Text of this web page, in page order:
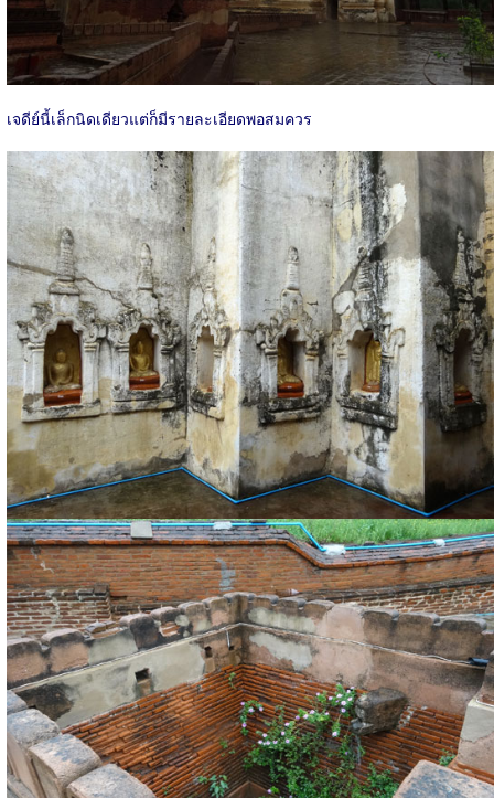
เจดีย์นี้เล็กนิดเดียวแต่ก็มีรายละเอียดพอสมควร